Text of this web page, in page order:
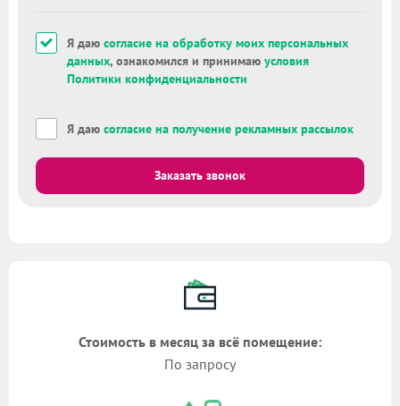
Я даю согласие на обработку моих персональных
данных, ознакомился и принимаю условия
Политики конфиденциальности
Я даю согласие на получение рекламных рассылок
Заказать звонок
Стоимость в месяц за всё помещение:
По запросу